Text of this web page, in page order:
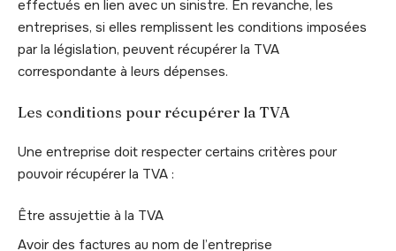
effectués en lien avec un sinistre. En revanche, les
entreprises, si elles remplissent les conditions imposées
par la législation, peuvent récupérer la TVA
correspondante à leurs dépenses.
Les conditions pour récupérer la TVA
Une entreprise doit respecter certains critères pour
pouvoir récupérer la TVA :
Être assujettie à la TVA
Avoir des factures au nom de l’entreprise